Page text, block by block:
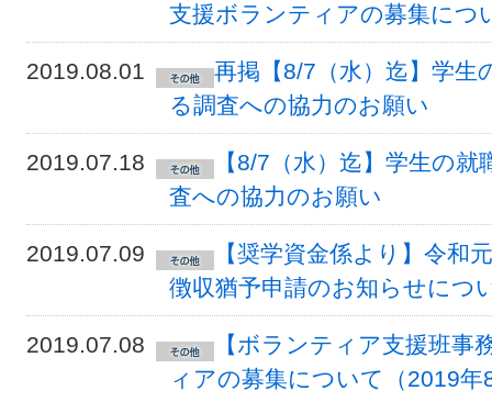
支援ボランティアの募集につ
2019.08.01
再掲【8/7（水）迄】学生
る調査への協力のお願い
2019.07.18
【8/7（水）迄】学生の
査への協力のお願い
2019.07.09
【奨学資金係より】令和
徴収猶予申請のお知らせにつ
2019.07.08
【ボランティア支援班事
ィアの募集について（2019年